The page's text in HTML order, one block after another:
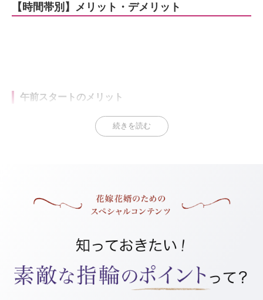
【時間帯別】メリット・デメリット
続きを読む
午前スタートのメリット
まずは、午前に結婚式をスタートするメリットをご紹介
します。